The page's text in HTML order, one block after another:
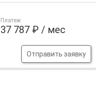
Платеж
37 787 ₽ / мес
Отправить заявку